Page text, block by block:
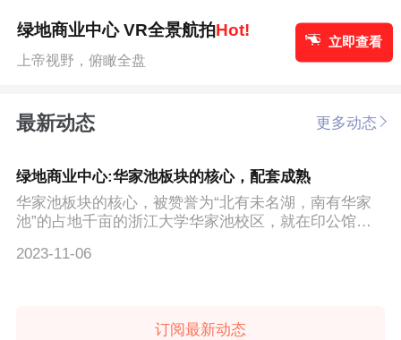
绿地商业中心 VR全景航拍Hot!
上帝视野，俯瞰全盘
立即查看
最新动态 更多动态
绿地商业中心:华家池板块的核心，配套成熟
华家池板块的核心，被赞誉为“北有未名湖，南有华家
池”的占地千亩的浙江大学华家池校区，就在印公馆的
2023-11-06
订阅最新动态